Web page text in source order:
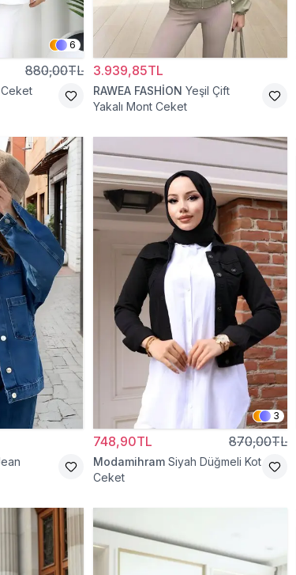
6
880,00TL 3.939,85TL
RAWEA FASHİON Yeşil Çift
Yakalı Mont Ceket
3
748,90TL 870,00TL
Modamihram Siyah Düğmeli Kot
Ceket